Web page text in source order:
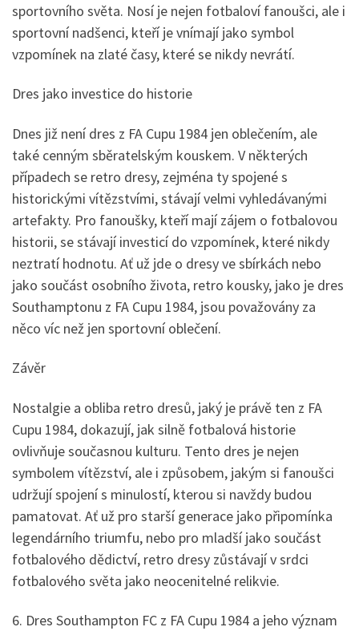
sportovního světa. Nosí je nejen fotbaloví fanoušci, ale i
sportovní nadšenci, kteří je vnímají jako symbol
vzpomínek na zlaté časy, které se nikdy nevrátí.
Dres jako investice do historie
Dnes již není dres z FA Cupu 1984 jen oblečením, ale
také cenným sběratelským kouskem. V některých
případech se retro dresy, zejména ty spojené s
historickými vítězstvími, stávají velmi vyhledávanými
artefakty. Pro fanoušky, kteří mají zájem o fotbalovou
historii, se stávají investicí do vzpomínek, které nikdy
neztratí hodnotu. Ať už jde o dresy ve sbírkách nebo
jako součást osobního života, retro kousky, jako je dres
Southamptonu z FA Cupu 1984, jsou považovány za
něco víc než jen sportovní oblečení.
Závěr
Nostalgie a obliba retro dresů, jaký je právě ten z FA
Cupu 1984, dokazují, jak silně fotbalová historie
ovlivňuje současnou kulturu. Tento dres je nejen
symbolem vítězství, ale i způsobem, jakým si fanoušci
udržují spojení s minulostí, kterou si navždy budou
pamatovat. Ať už pro starší generace jako připomínka
legendárního triumfu, nebo pro mladší jako součást
fotbalového dědictví, retro dresy zůstávají v srdci
fotbalového světa jako neocenitelné relikvie.
6. Dres Southampton FC z FA Cupu 1984 a jeho význam